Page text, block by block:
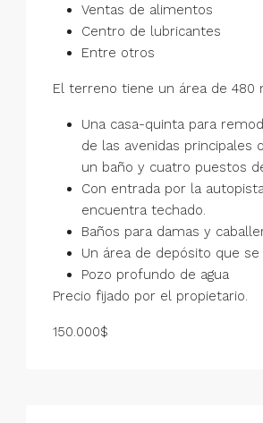
Ventas de alimentos
Centro de lubricantes
Entre otros
El terreno tiene un área de 480
Una casa-quinta para
de las avenidas principales
un baño y cuatro puestos
Con entrada por la
encuentra techado.
Baños para damas y
Un área de depósito que
Pozo profundo de agua
Precio fijado por el propietario.
150.000$